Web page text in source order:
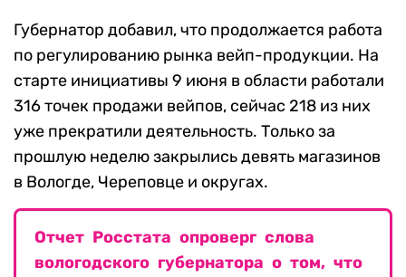
Губернатор добавил, что продолжается работа
по регулированию рынка вейп-продукции. На
старте инициативы 9 июня в области работали
316 точек продажи вейпов, сейчас 218 из них
уже прекратили деятельность. Только за
прошлую неделю закрылись девять магазинов
в Вологде, Череповце и округах.
Отчет Росстата опроверг слова
вологодского губернатора о том, что